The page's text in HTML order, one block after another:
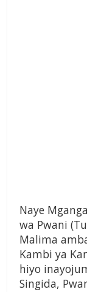
Naye
wa Pwani
Malima
Kambi ya
hiyo
Singida,